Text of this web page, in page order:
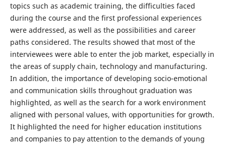
topics such as academic training, the difficulties faced
during the course and the first professional experiences
were addressed, as well as the possibilities and career
paths considered. The results showed that most of the
interviewees were able to enter the job market, especially in
the areas of supply chain, technology and manufacturing.
In addition, the importance of developing socio-emotional
and communication skills throughout graduation was
highlighted, as well as the search for a work environment
aligned with personal values, with opportunities for growth.
It highlighted the need for higher education institutions
and companies to pay attention to the demands of young